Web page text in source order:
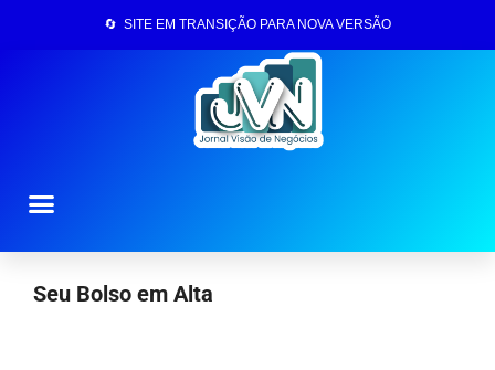
🔄 SITE EM TRANSIÇÃO PARA NOVA VERSÃO
Seu Bolso em Alta